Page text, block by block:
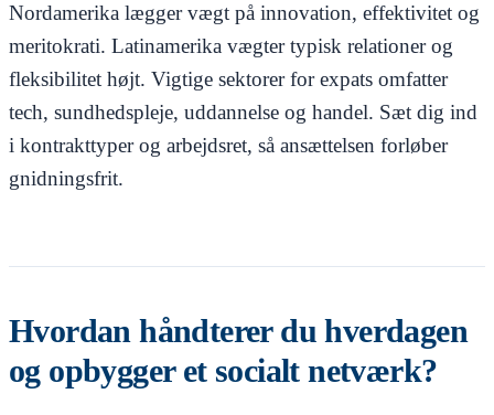
Nordamerika lægger vægt på innovation, effektivitet og
meritokrati. Latinamerika vægter typisk relationer og
fleksibilitet højt. Vigtige sektorer for expats omfatter
tech, sundhedspleje, uddannelse og handel. Sæt dig ind
i kontrakttyper og arbejdsret, så ansættelsen forløber
gnidningsfrit.
Hvordan håndterer du hverdagen
og opbygger et socialt netværk?